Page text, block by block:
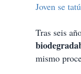
Joven se
Tras seis
mismo